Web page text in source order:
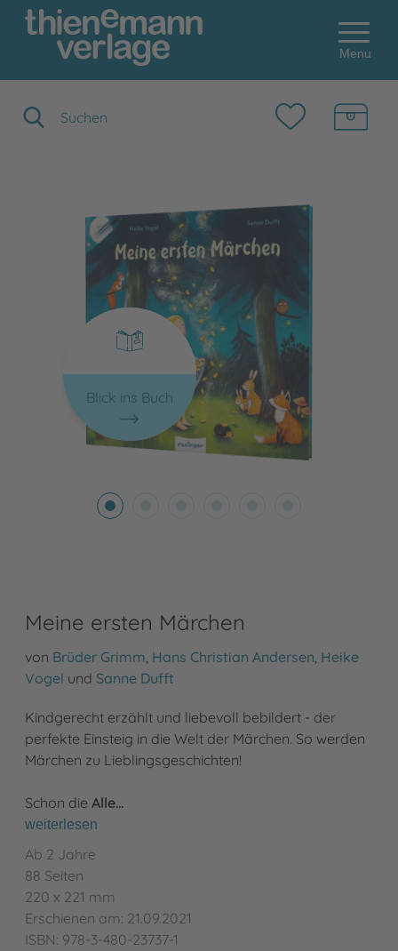
Menu
Blick ins Buch
Meine ersten Märchen
von Brüder Grimm, Hans Christian Andersen, Heike
Vogel und Sanne Dufft
Kindgerecht erzählt und liebevoll bebildert - der
perfekte Einsteig in die Welt der Märchen. So werden
Märchen zu Lieblingsgeschichten!
Schon die Alle…
weiterlesen
Ab 2 Jahre
88 Seiten
220 x 221 mm
Erschienen am: 21.09.2021
ISBN: 978-3-480-23737-1